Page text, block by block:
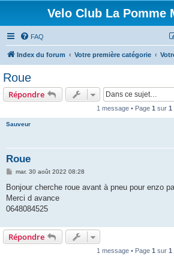
Velo Club La Pomme
FAQ
Index du forum Votre première catégorie
Roue
Répondre
1 message • Page 1 sur 1
Sauveur
Roue
M
s
a
g
mar. 30 août 2022 08:28
Bonjour cherche roue avant à pneu pour enzo
Merci d avance
0648084525
Répondre
1 message • Page 1 sur 1